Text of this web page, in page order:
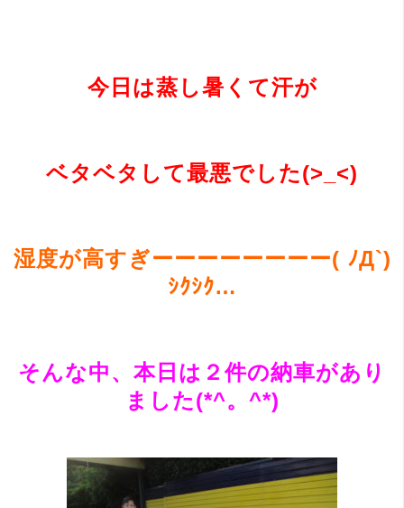
今日は蒸し暑くて汗が
ベタベタして最悪でした(>_<)
湿度が高すぎーーーーーーーー( ﾉД`)
ｼｸｼｸ…
そんな中、本日は２件の納車があり
ました(*^。^*)